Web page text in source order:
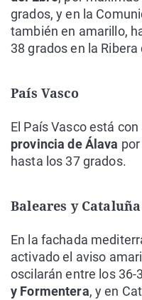
grados, y en la
también en amarillo,
38 grados en la
País Vasco
El País Vasco está
provincia de Álava
hasta los 37 grados.
Baleares y Cataluña
En la fachada
activado el aviso
oscilarán entre los 36-
y Formentera, y en